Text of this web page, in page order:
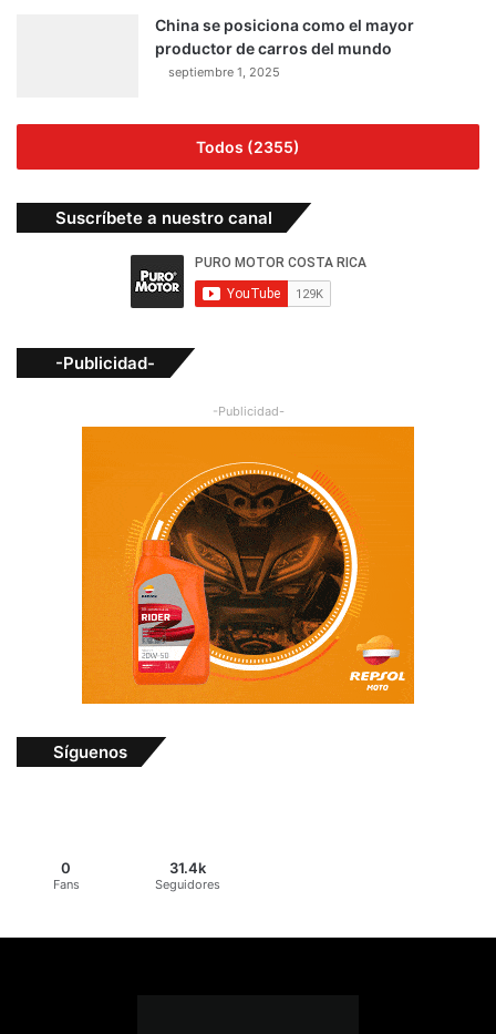
China se posiciona como el mayor
productor de carros del mundo
septiembre 1, 2025
Todos (2355)
Suscríbete a nuestro canal
-Publicidad-
-Publicidad-
Síguenos
0
Fans
31.4k
Seguidores